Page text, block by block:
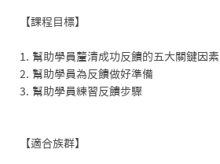
【課程目標】
1. 幫助學員釐清成功反饋的五大關鍵因素
2. 幫助學員為反饋做好準備
3. 幫助學員練習反饋步驟
【適合族群】